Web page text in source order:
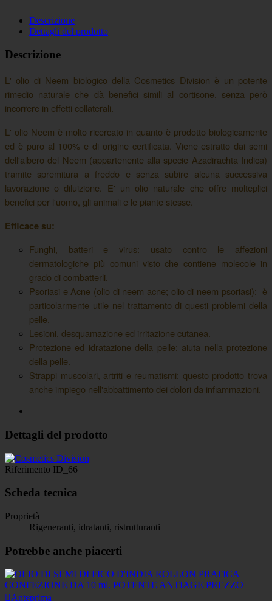
Descrizione
Dettagli del prodotto
Descrizione
L' olio di Neem biologico della Cosmetics Division è un potente
rimedio naturale che dà benefici simili al cortisone, senza però
incorrere in effetti collaterali.
L' olio Neem è molto ricercato in quanto è prodotto biologicamente
ed è puro al 100% e di origine certificata. Viene estratto dai semi
dell'albero del Neem (appartenente alla specie Azadirachta Indica)
tramite spremitura a freddo e senza subire alcuna successiva
lavorazione o diluizione. E' un olio naturale che offre molteplici
benefici per l'uomo, gli animali e le piante stesse.
Efficace su:
Funghi, batteri e virus: usato contro le affezioni
dermatologiche più comuni visto che contiene molecole in
grado di combatterli.
Psoriasi e Acne (olio di neem acne; olio di neem psoriasi): è
particolarmente utile nel trattamento di questi problemi della
pelle.
Lesioni, desquamazione ed irritazione cutanea.
Protezione ed idratazione della pelle: aiuta nella protezione
della pelle.
Strappi muscolari, artriti e reumatismi: questo prodotto trova
anche impiego nell'abbattimento dei dolori da infiammazioni.
Dettagli del prodotto
Riferimento ID_66
Scheda tecnica
Proprietà
Rigeneranti, idratanti, ristrutturanti
Potrebbe anche piacerti
Anteprima